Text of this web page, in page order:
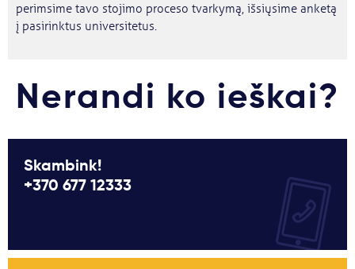
perimsime tavo stojimo proceso tvarkymą, išsiųsime anketą
į pasirinktus universitetus.
Nerandi ko ieškai?
Skambink!
+370 677 12333